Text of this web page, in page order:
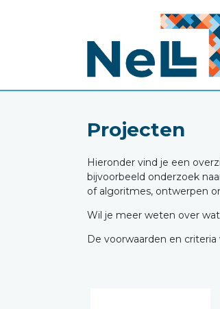
Projecten
Hieronder vind je een
bijvoorbeeld onderzoek
of algoritmes, ontwerpen
Wil je meer weten over
De voorwaarden en